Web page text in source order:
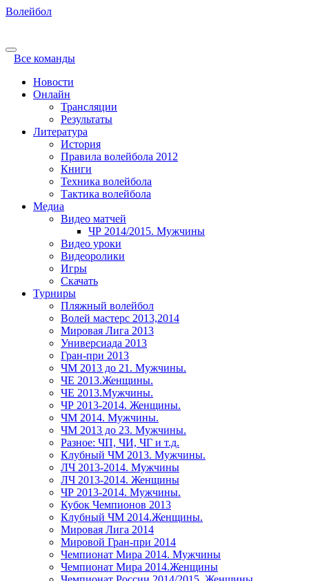
Волейбол
Все команды
Новости
Онлайн
Трансляции
Результаты
Литература
История
Правила волейбола 2012
Книги
Техника волейбола
Тактика волейбола
Медиа
Видео матчей
ЧР 2014/2015. Мужчины
Видео уроки
Видеоролики
Игры
Скачать
Турниры
Пляжный волейбол
Волей мастерс 2013,2014
Мировая Лига 2013
Универсиада 2013
Гран-при 2013
ЧМ 2013 до 21. Мужчины.
ЧЕ 2013.Женщины.
ЧЕ 2013.Мужчины.
ЧР 2013-2014. Женщины.
ЧМ 2014. Мужчины.
ЧМ 2013 до 23. Мужчины.
Разное: ЧП, ЧИ, ЧГ и т.д.
Клубный ЧМ 2013. Мужчины.
ЛЧ 2013-2014. Мужчины
ЛЧ 2013-2014. Женщины
ЧР 2013-2014. Мужчины.
Кубок Чемпионов 2013
Клубный ЧМ 2014.Женщины.
Мировая Лига 2014
Мировой Гран-при 2014
Чемпионат Мира 2014. Мужчины
Чемпионат Мира 2014.Женщины